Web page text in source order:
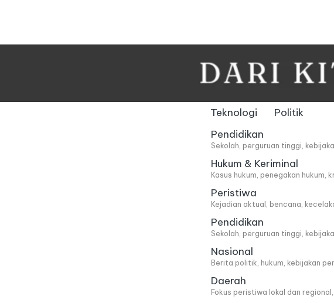
to
Teknologi
Politik
Pendidikan
Sekolah, perguruan tinggi,
Hukum & Keriminal
Kasus hukum, penegakan
Peristiwa
Kejadian aktual, bencana,
Pendidikan
Sekolah, perguruan tinggi,
Nasional
Berita politik, hukum, kebijakan
Daerah
Fokus peristiwa lokal dan